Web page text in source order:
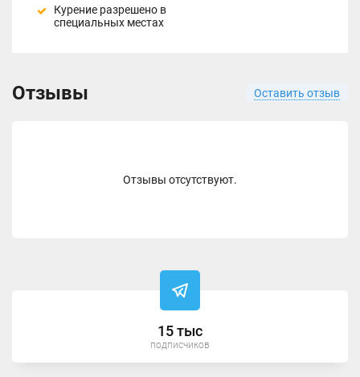
Курение разрешено в
специальных местах
Отзывы Оставить отзыв
Отзывы отсутствуют.
15 тыс
подписчиков